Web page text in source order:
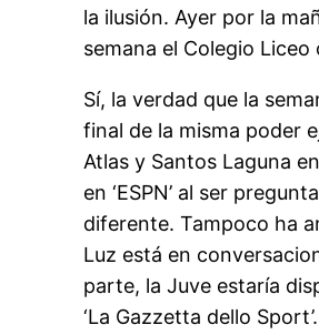
la ilusión. Ayer por la
semana el Colegio
Sí, la verdad que la
final de la misma poder
Atlas y Santos Laguna
en ‘ESPN’ al ser
diferente. Tampoco ha
Luz está en
parte, la Juve estaría
‘La Gazzetta dello